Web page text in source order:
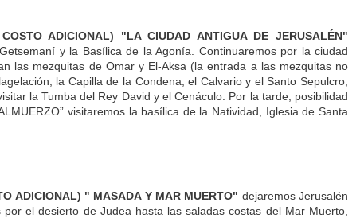
ADICIONAL) "LA CIUDAD ANTIGUA DE JERUSALÉN"
y la Basílica de la Agonía. Continuaremos por la ciudad
las mezquitas de Omar y El-Aksa (la entrada a las mezquitas no
la Capilla de la Condena, el Calvario y el Santo Sepulcro;
la Tumba del Rey David y el Cenáculo. Por la tarde, posibilidad
visitaremos la basílica de la Natividad, Iglesia de Santa
ADICIONAL) " MASADA Y MAR MUERTO" dejaremos Jerusalén
el desierto de Judea hasta las saladas costas del Mar Muerto,